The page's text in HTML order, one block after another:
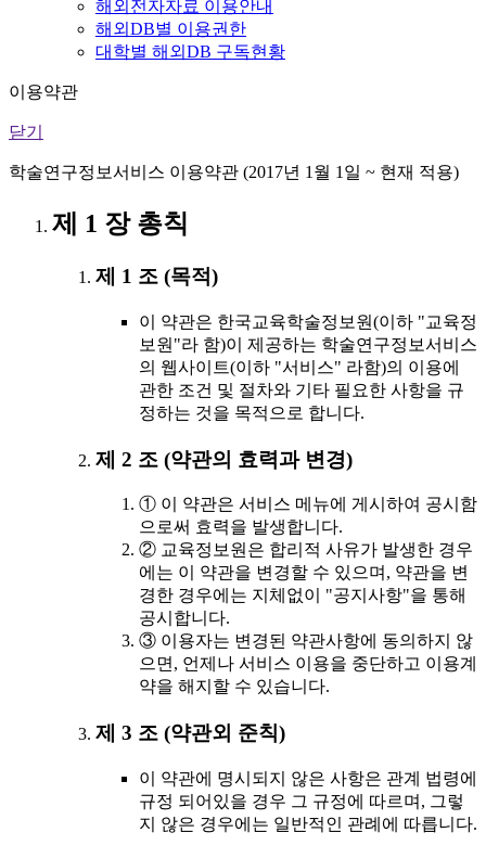
해외전자자료 이용안내
해외DB별 이용권한
대학별 해외DB 구독현황
이용약관
닫기
학술연구정보서비스 이용약관 (2017년 1월 1일 ~ 현재 적용)
제 1 장 총칙
제 1 조 (목적)
이 약관은 한국교육학술정보원(이하 "교육정
보원"라 함)이 제공하는 학술연구정보서비스
의 웹사이트(이하 "서비스" 라함)의 이용에
관한 조건 및 절차와 기타 필요한 사항을 규
정하는 것을 목적으로 합니다.
제 2 조 (약관의 효력과 변경)
① 이 약관은 서비스 메뉴에 게시하여 공시함
으로써 효력을 발생합니다.
② 교육정보원은 합리적 사유가 발생한 경우
에는 이 약관을 변경할 수 있으며, 약관을 변
경한 경우에는 지체없이 "공지사항"을 통해
공시합니다.
③ 이용자는 변경된 약관사항에 동의하지 않
으면, 언제나 서비스 이용을 중단하고 이용계
약을 해지할 수 있습니다.
제 3 조 (약관외 준칙)
이 약관에 명시되지 않은 사항은 관계 법령에
규정 되어있을 경우 그 규정에 따르며, 그렇
지 않은 경우에는 일반적인 관례에 따릅니다.